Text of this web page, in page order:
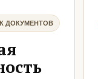
ДОКУМЕНТОВ